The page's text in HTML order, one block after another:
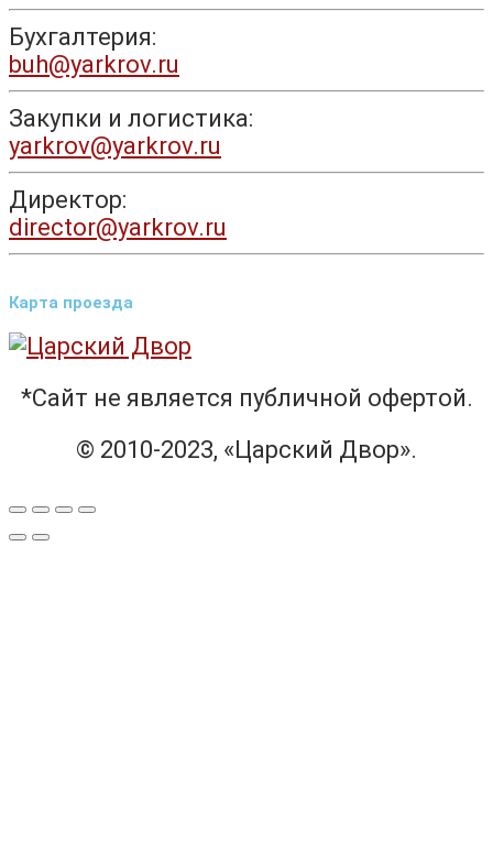
Бухгалтерия:
buh@yarkrov.ru
Закупки и логистика:
yarkrov@yarkrov.ru
Директор:
director@yarkrov.ru
Карта проезда
*Сайт не является публичной офертой.
© 2010-2023, «Царский Двор».